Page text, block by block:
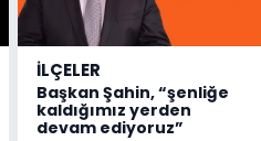
İLÇELER
Başkan Şahin, “şenliğe
kaldığımız yerden
devam ediyoruz”